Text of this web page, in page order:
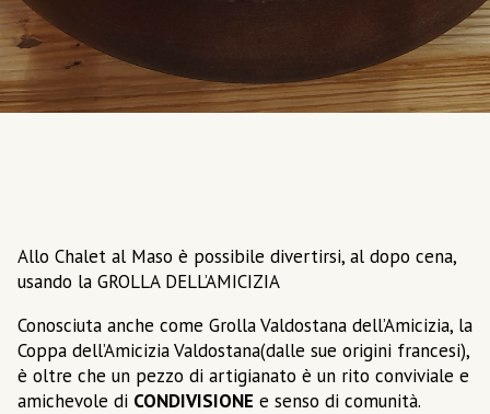
Allo Chalet al Maso è possibile divertirsi, al dopo cena,
usando la GROLLA DELL’AMICIZIA
Conosciuta anche come Grolla Valdostana dell’Amicizia, la
Coppa dell’Amicizia Valdostana(dalle sue origini francesi),
è oltre che un pezzo di artigianato è un rito conviviale e
amichevole di CONDIVISIONE e senso di comunità.